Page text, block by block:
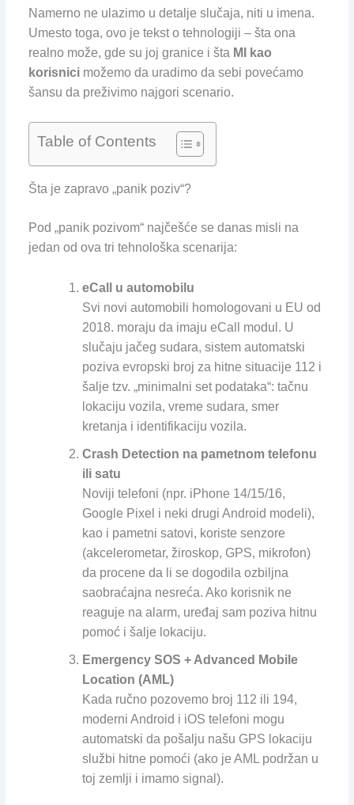
Namerno ne ulazimo u detalje slučaja, niti u imena.
Umesto toga, ovo je tekst o tehnologiji – šta ona
realno može, gde su joj granice i šta MI kao
korisnicimožemo da uradimo da sebi povećamo
šansu da preživimo najgori scenario.
Table of Contents
Šta je zapravo „panik poziv“?
Pod „panik pozivom“ najčešće se danas misli na
jedan od ova tri tehnološka scenarija:
eCall u automobilu
Svi novi automobili homologovani u EU od
2018. moraju da imaju eCall modul. U
slučaju jačeg sudara, sistem automatski
poziva evropski broj za hitne situacije 112 i
šalje tzv. „minimalni set podataka“: tačnu
lokaciju vozila, vreme sudara, smer
kretanja i identifikaciju vozila.
Crash Detection na pametnom telefonu
ili satu
Noviji telefoni (npr. iPhone 14/15/16,
Google Pixel i neki drugi Android modeli),
kao i pametni satovi, koriste senzore
(akcelerometar, žiroskop, GPS, mikrofon)
da procene da li se dogodila ozbiljna
saobraćajna nesreća. Ako korisnik ne
reaguje na alarm, uređaj sam poziva hitnu
pomoć i šalje lokaciju.
Emergency SOS + Advanced Mobile
Location (AML)
Kada ručno pozovemo broj 112 ili 194,
moderni Android i iOS telefoni mogu
automatski da pošalju našu GPS lokaciju
službi hitne pomoći (ako je AML podržan u
toj zemlji i imamo signal).